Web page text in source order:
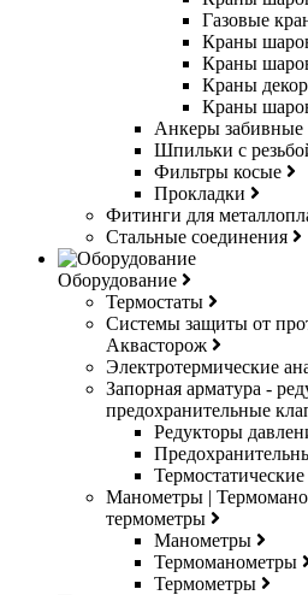
Газовые
Краны
Краны
Краны
Краны
Анкеры забивные
Шпильки с
Фильтры косые
Прокладки
Фитинги для
Стальные соединения
Оборудование
Термостаты
Системы защиты от
Аквасторож
Электротермические
Запорная арматура -
предохранительные
Редукторы
Манометры |
термометры
Манометры
Термоманометры
Термометры